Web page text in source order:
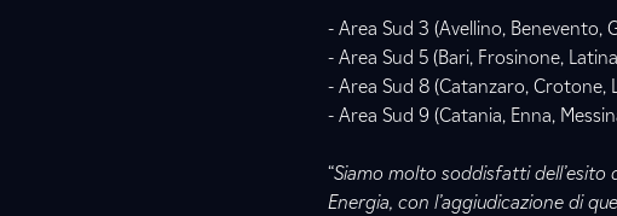
- Area Sud 3 (Avellino, Benevento,
- Area Sud 5 (Bari, Frosinone,
- Area Sud 8 (Catanzaro, Crotone,
- Area Sud 9 (Catania, Enna,
“Siamo molto soddisfatti dell’esito
Energia, con l’aggiudicazione di